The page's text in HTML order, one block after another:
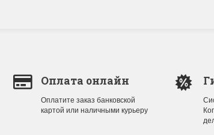
Раритеты Дим. New!
Оплата онлайн
Оплатите заказ банковской
картой или наличными курьеру